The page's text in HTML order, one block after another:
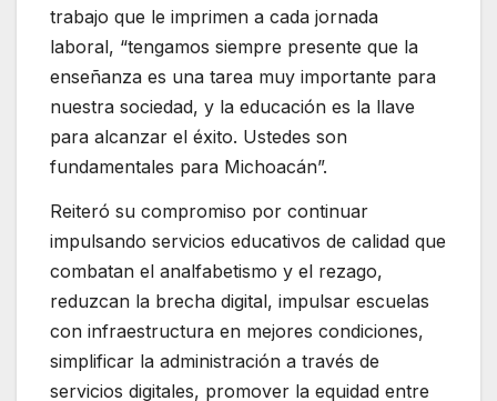
trabajo que le imprimen a cada jornada
laboral, “tengamos siempre presente que la
enseñanza es una tarea muy importante para
nuestra sociedad, y la educación es la llave
para alcanzar el éxito. Ustedes son
fundamentales para Michoacán”.
Reiteró su compromiso por continuar
impulsando servicios educativos de calidad que
combatan el analfabetismo y el rezago,
reduzcan la brecha digital, impulsar escuelas
con infraestructura en mejores condiciones,
simplificar la administración a través de
servicios digitales, promover la equidad entre